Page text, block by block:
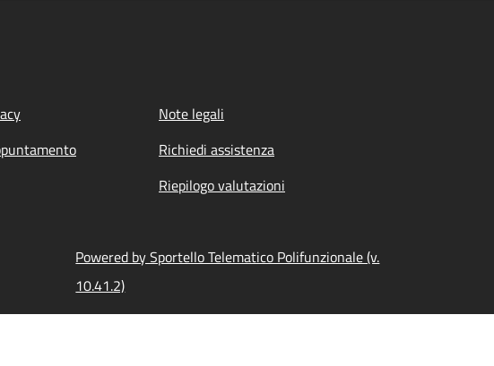
Note legali
Richiedi assistenza
Riepilogo valutazioni
Powered by Sportello Telematico Polifunzionale (v.
10.41.2)